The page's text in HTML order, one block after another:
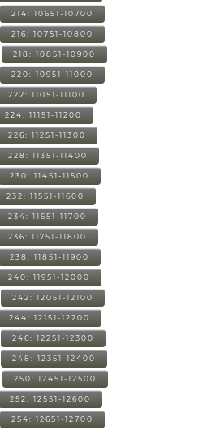
214: 10651-10700
216: 10751-10800
218: 10851-10900
220: 10951-11000
222: 11051-11100
224: 11151-11200
226: 11251-11300
228: 11351-11400
230: 11451-11500
232: 11551-11600
234: 11651-11700
236: 11751-11800
238: 11851-11900
240: 11951-12000
242: 12051-12100
244: 12151-12200
246: 12251-12300
248: 12351-12400
250: 12451-12500
252: 12551-12600
254: 12651-12700